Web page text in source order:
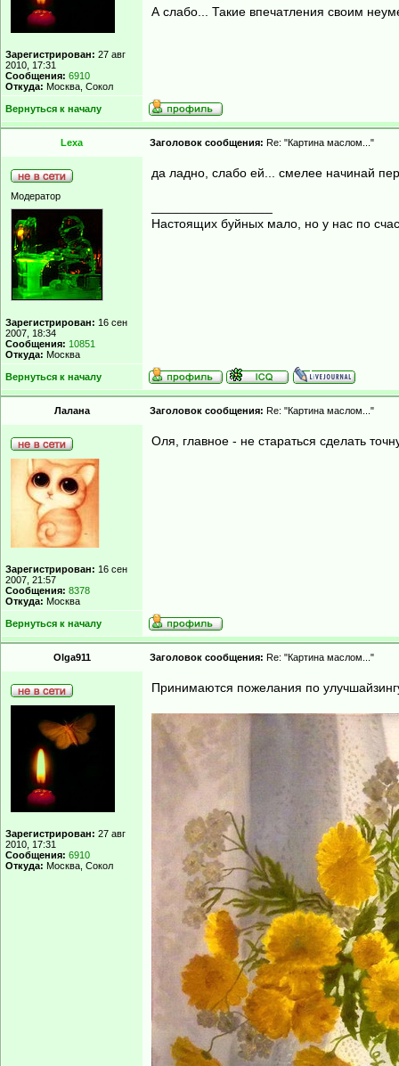
Зарегистрирован: 27 авг
2010, 17:31
Сообщения: 6910
Откуда: Москва, Сокол
А слабо... Такие впечатления своим
Вернуться к началу
Lexa Заголовок сообщения: Re: "Картина маслом..."
Модератор
Зарегистрирован: 16 сен
2007, 18:34
Сообщения: 10851
Откуда: Москва
да ладно, слабо ей... смелее начинай
Настоящих буйных мало, но у нас по
Вернуться к началу
Лалана Заголовок сообщения: Re: "Картина маслом..."
Зарегистрирован: 16 сен
2007, 21:57
Сообщения: 8378
Откуда: Москва
Оля, главное - не стараться сделать
Вернуться к началу
Olga911 Заголовок сообщения: Re: "Картина маслом..."
Зарегистрирован: 27 авг
2010, 17:31
Сообщения: 6910
Откуда: Москва, Сокол
Принимаются пожелания по